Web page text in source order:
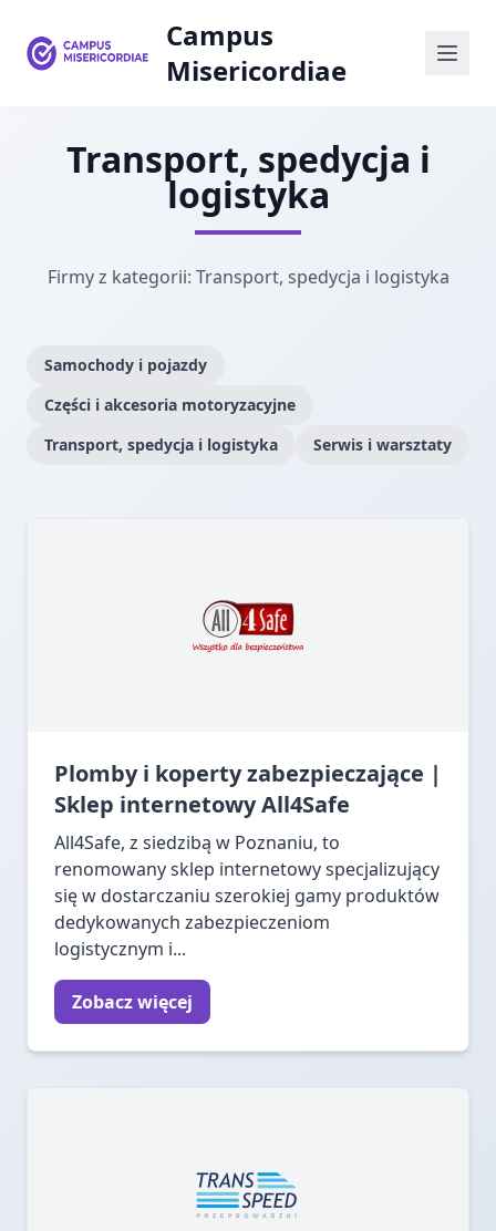
Campus
Misericordiae
Transport, spedycja i
logistyka
Firmy z kategorii: Transport, spedycja i logistyka
Samochody i pojazdy
Części i akcesoria motoryzacyjne
Transport, spedycja i logistyka
Serwis i warsztaty
Plomby i koperty zabezpieczające |
Sklep internetowy All4Safe
All4Safe, z siedzibą w Poznaniu, to
renomowany sklep internetowy specjalizujący
się w dostarczaniu szerokiej gamy produktów
dedykowanych zabezpieczeniom
logistycznym i...
Zobacz więcej